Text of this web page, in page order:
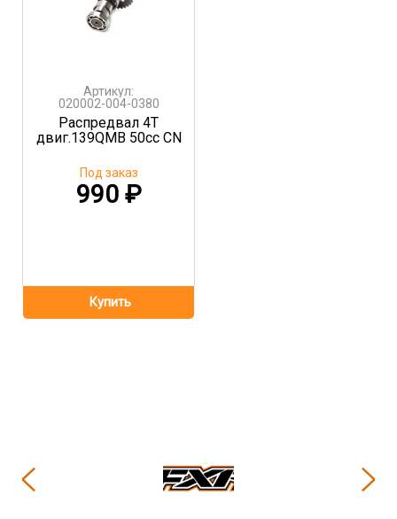
Артикул:
020002-004-0380
Распредвал 4T
двиг.139QMB 50сс CN
990 ₽
Под заказ